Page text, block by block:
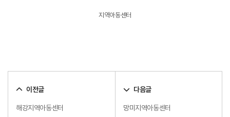
지역아동센터
이전글
해강지역아동센터
다음글
망미지역아동센터